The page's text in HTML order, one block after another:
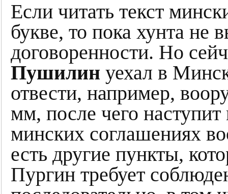
Если читать текст
букве, то пока хунта не
договоренности. Но
Пушилин уехал в
отвести, например,
мм, после чего
минских соглашениях
есть другие пункты,
Пургин требует